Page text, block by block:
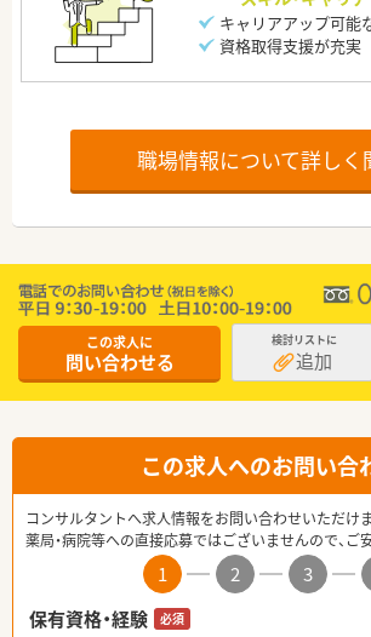
キャリアアップ可能
資格取得支援が充実
職場情報について詳しく
この求人に
問い合わせる
検討リストに
追加
この求人へのお問い合
コンサルタントへ求人情報をお問い合わせいただけま
薬局・病院等への直接応募ではございませんので、ご
1 2 3
保有資格・経験
必須